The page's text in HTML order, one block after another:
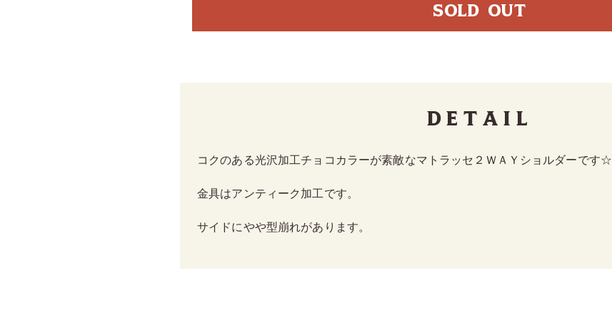
SOLD OUT
Detail
コクのある光沢加工チョコカラーが素敵なマトラッセ２ＷＡＹショルダーです☆
金具はアンティーク加工です。
サイドにやや型崩れがあります。